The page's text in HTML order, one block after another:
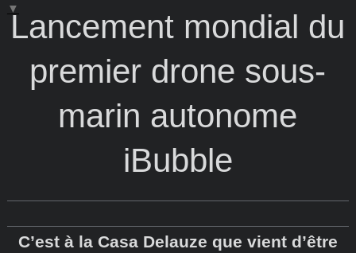
▼
Lancement mondial du
premier drone sous-
marin autonome
iBubble
C’est à la Casa Delauze que vient d’être